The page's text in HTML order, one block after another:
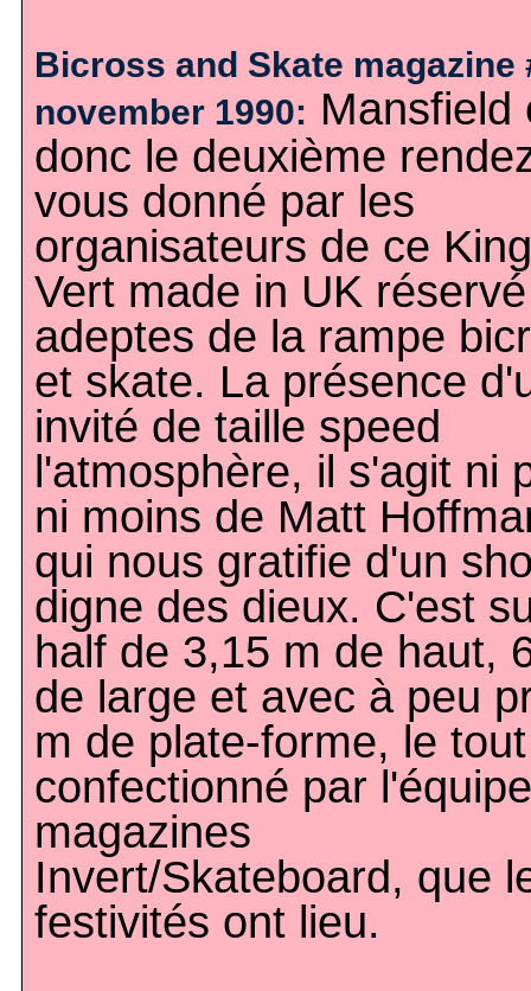
Bicross and Skate magazine
november 1990: Mansfield
donc le deuxième
vous donné par les
organisateurs de ce
Vert made in UK
adeptes de la rampe
et skate. La présence
invité de taille speed
l'atmosphère, il s'agit ni
ni moins de Matt
qui nous gratifie d'un
digne des dieux. C'est
half de 3,15 m de haut,
de large et avec à peu
m de plate-forme, le tout
confectionné par
magazines
Invert/Skateboard, que
festivités ont lieu.